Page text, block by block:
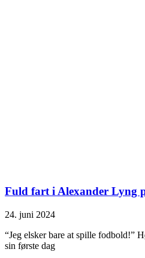
Fuld fart i Alexander Lyng
24. juni 2024
“Jeg elsker bare at spille fodbold!”
sin første dag